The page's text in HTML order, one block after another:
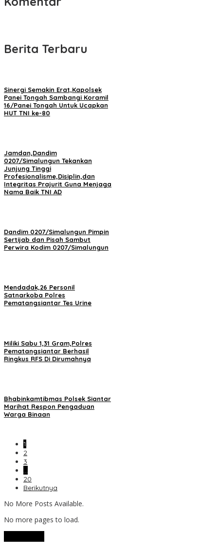
Berita Terbaru
Sinergi Semakin Erat,Kapolsek
Panei Tongah Sambangi Koramil
16/Panei Tongah Untuk Ucapkan
HUT TNI ke-80
Jamdan,Dandim
0207/Simalungun Tekankan
Junjung Tinggi
Profesionalisme,Disiplin,dan
Integritas Prajurit Guna Menjaga
Nama Baik TNI AD
Dandim 0207/Simalungun Pimpin
Sertijab dan Pisah Sambut
Perwira Kodim 0207/Simalungun
Mendadak,26 Personil
Satnarkoba Polres
Pematangsiantar Tes Urine
Miliki Sabu 1,31 Gram,Polres
Pematangsiantar Berhasil
Ringkus RFS Di Dirumahnya
Bhabinkamtibmas Polsek Siantar
Marihat Respon Pengaduan
Warga Binaan
1
2
3
…
20
Berikutnya
No More Posts Available.
No more pages to load.